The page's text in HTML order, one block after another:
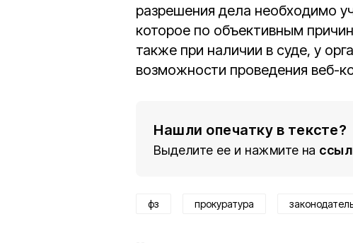
разрешения дела необходимо
которое по объективным
также при наличии в суде, у
возможности проведения веб-
Нашли опечатку в тексте?
Выделите ее и нажмите на
фз прокуратура